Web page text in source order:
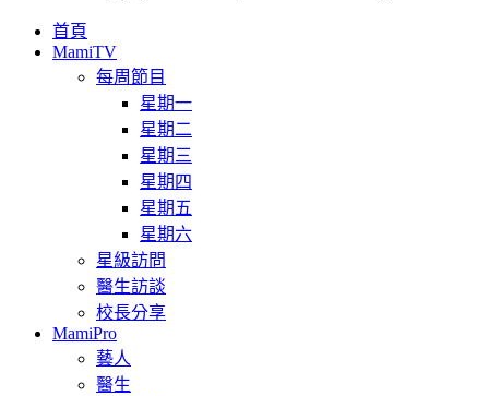
首頁
MamiTV
每周節目
星期一
星期二
星期三
星期四
星期五
星期六
星級訪問
醫生訪談
校長分享
MamiPro
藝人
醫生